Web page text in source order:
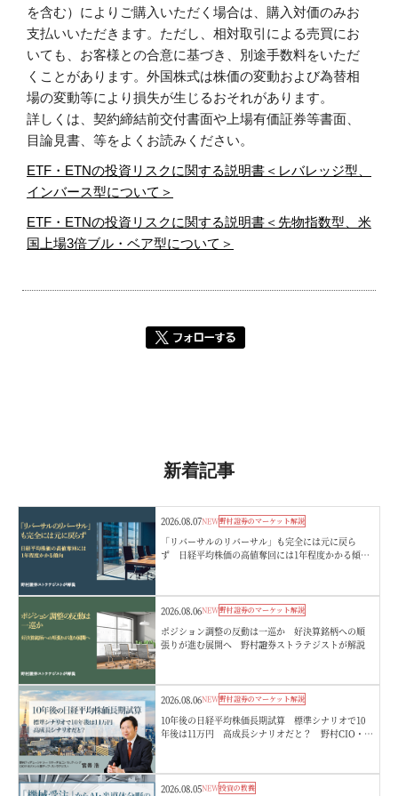
を含む）によりご購入いただく場合は、購入対価のみお
支払いいただきます。ただし、相対取引による売買にお
いても、お客様との合意に基づき、別途手数料をいただ
くことがあります。外国株式は株価の変動および為替相
場の変動等により損失が生じるおそれがあります。
詳しくは、契約締結前交付書面や上場有価証券等書面、
目論見書、等をよくお読みください。
ETF・ETNの投資リスクに関する説明書＜レバレッジ型、
インバース型について＞
ETF・ETNの投資リスクに関する説明書＜先物指数型、米
国上場3倍ブル・ベア型について＞
新着記事
2026.08.07NEW野村證券のマーケット解説
「リバーサルのリバーサル」も完全には元に戻ら
ず 日経平均株価の高値奪回には1年程度かかる傾
2026.08.06NEW野村證券のマーケット解説
ポジション調整の反動は一巡か 好決算銘柄への順
張りが進む展開へ 野村證券ストラテジストが解説
2026.08.06NEW野村證券のマーケット解説
10年後の日経平均株価長期試算 標準シナリオで10
年後は11万円 高成長シナリオだと？ 野村CIO・宮
2026.08.05NEW投資の教養